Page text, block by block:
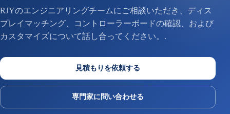
RJYのエンジニアリングチームにご相談いただき、ディス
プレイマッチング、コントローラーボードの確認、および
カスタマイズについて話し合ってください。.
見積もりを依頼する
専門家に問い合わせる